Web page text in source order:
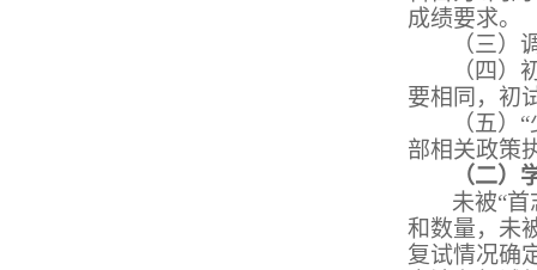
成绩要求。
（三）
（四
要相同，初
（五）
部相关政策
（二）
未被“
和数量，未
复试情况确